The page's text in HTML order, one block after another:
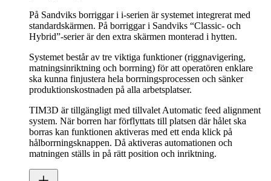
På Sandviks borriggar i i-serien är systemet integrerat med
standardskärmen. På borriggar i Sandviks “Classic- och
Hybrid”-serier är den extra skärmen monterad i hytten.
Systemet består av tre viktiga funktioner (riggnavigering,
matningsinriktning och borrning) för att operatören enklare
ska kunna finjustera hela borrningsprocessen och sänker
produktionskostnaden på alla arbetsplatser.
TIM3D är tillgängligt med tillvalet Automatic feed alignment
system. När borren har förflyttats till platsen där hålet ska
borras kan funktionen aktiveras med ett enda klick på
hålborrningsknappen. Då aktiveras automationen och
matningen ställs in på rätt position och inriktning.